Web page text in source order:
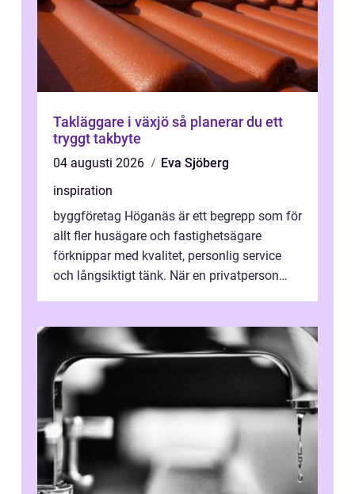
Takläggare i växjö så planerar du ett
tryggt takbyte
04 augusti 2026
Eva Sjöberg
inspiration
byggföretag Höganäs är ett begrepp som för
allt fler husägare och fastighetsägare
förknippar med kvalitet, personlig service
och långsiktigt tänk. När en privatperson